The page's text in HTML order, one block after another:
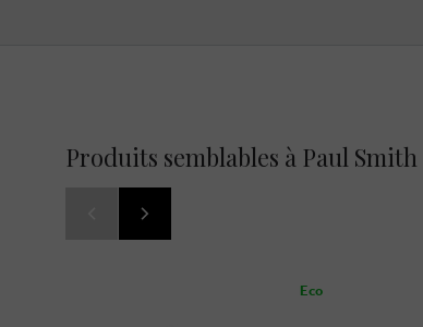
Produits semblables à Paul
Eco